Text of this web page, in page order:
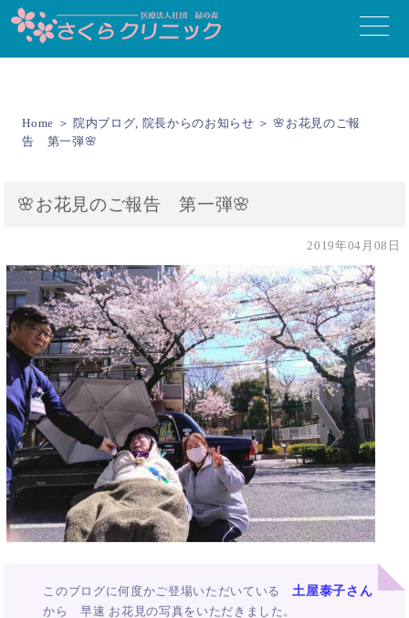
toggle
Home ＞ 院内ブログ, 院長からのお知らせ ＞ 🌸お花見のご報
告 第一弾🌸
🌸お花見のご報告 第一弾🌸
2019年04月08日
このブログに何度かご登場いただいている 土屋泰子さん
から 早速 お花見の写真をいただきました。